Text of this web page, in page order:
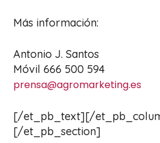
Más información:
Antonio J. Santos
Móvil 666 500 594
prensa@agromarketing.es
[/et_pb_text][/
[/et_pb_section]